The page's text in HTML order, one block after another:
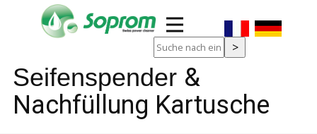
Maske
Seifenspender &
Nachfüllung Kartusche